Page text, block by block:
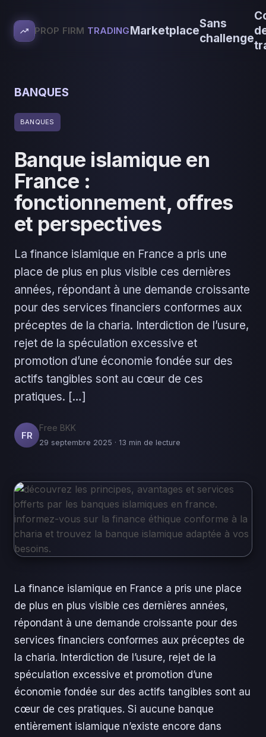
PROP FIRM TRADINGMarketplace
Sans
challenge
BANQUES
BANQUES
Banque islamique en
France :
fonctionnement, offres
et perspectives
La finance islamique en France a pris une
place de plus en plus visible ces dernières
années, répondant à une demande croissante
pour des services financiers conformes aux
préceptes de la charia. Interdiction de l’usure,
rejet de la spéculation excessive et
promotion d’une économie fondée sur des
actifs tangibles sont au cœur de ces
pratiques. […]
FR
Free BKK
29 septembre 2025 · 13 min de lecture
La finance islamique en France a pris une place
de plus en plus visible ces dernières années,
répondant à une demande croissante pour des
services financiers conformes aux préceptes de
la charia. Interdiction de l’usure, rejet de la
spéculation excessive et promotion d’une
économie fondée sur des actifs tangibles sont au
cœur de ces pratiques. Si aucune banque
entièrement islamique n’existe encore dans